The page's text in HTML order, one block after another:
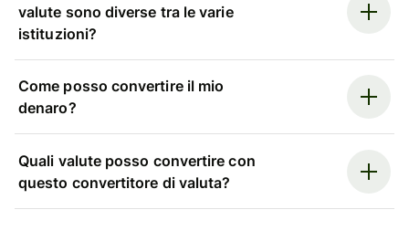
valute sono diverse tra le varie
istituzioni?
Come posso convertire il mio
denaro?
Quali valute posso convertire con
questo convertitore di valuta?